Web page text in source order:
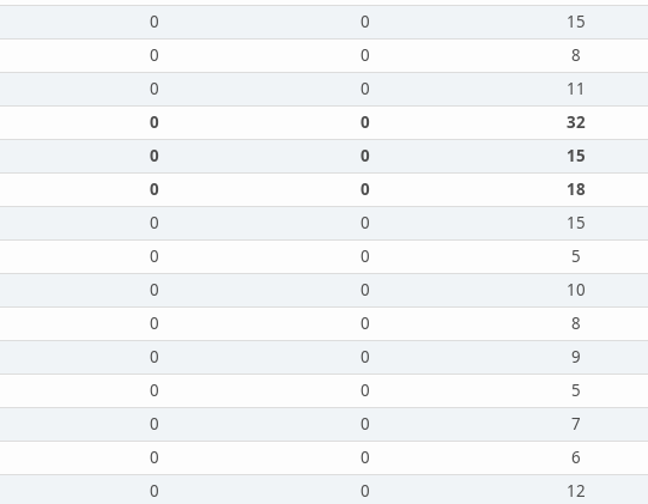
0 0 15
0 0 8
0 0 11
0 0 32
0 0 15
0 0 18
0 0 15
0 0 5
0 0 10
0 0 8
0 0 9
0 0 5
0 0 7
0 0 6
0 0 12